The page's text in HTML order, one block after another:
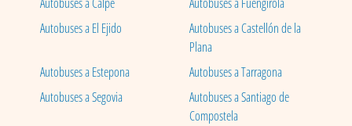
Autobuses a El Ejido
Autobuses a Castellón de la
Plana
Autobuses a Estepona
Autobuses a Tarragona
Autobuses a Segovia
Autobuses a Santiago de
Compostela